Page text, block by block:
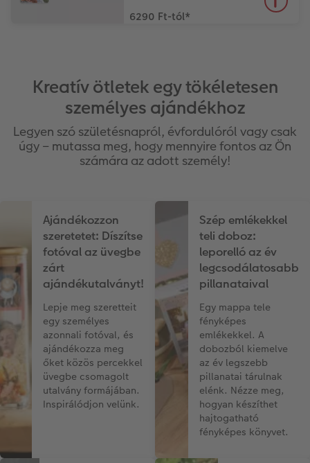
6290 Ft-tól*
Kreatív ötletek egy tökéletesen
személyes ajándékhoz
Legyen szó születésnapról, évfordulóról vagy csak
úgy – mutassa meg, hogy mennyire fontos az Ön
számára az adott személy!
Ajándékozzon
szeretetet: Díszítse
fotóval az üvegbe
zárt
ajándékutalványt!
Lepje meg szeretteit
egy személyes
azonnali fotóval, és
ajándékozza meg
őket közös percekkel
üvegbe csomagolt
utalvány formájában.
Inspirálódjon velünk.
Szép emlékekkel
teli doboz:
leporelló az év
legcsodálatosabb
pillanataival
Egy mappa tele
fényképes
emlékekkel. A
dobozból kiemelve
az év legszebb
pillanatai tárulnak
elénk. Nézze meg,
hogyan készíthet
hajtogatható
fényképes könyvet.